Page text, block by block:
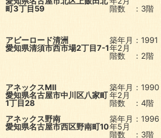
町3丁目59
階数 ：3階
アビーロード清洲
愛知県清須市西市場2丁目7-1
築年月：1991
年2月
階数 ：2階
アネックスMⅡ
愛知県名古屋市中川区八家町
1丁目28
築年月：1990
年2月
階数 ：4階
アネックス野南
愛知県名古屋市西区野南町10
築年月：1996
年5月
階数 ：3階